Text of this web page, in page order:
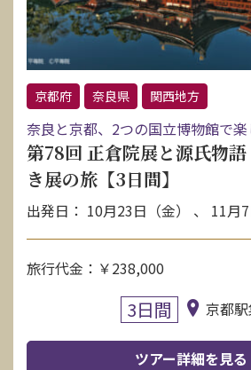
京都府 奈良県 関西地方
奈良と京都、2つの国立博物館で
第78回 正倉院展と源氏物
き展の旅【3日間】
出発日： 10月23日（金） 、 11月7
旅行代金：￥238,000
3日間 京都
ツアー詳細を見る